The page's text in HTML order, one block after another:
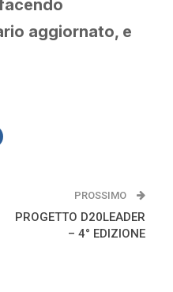
aggiornato, e
PROSSIMO
PROGETTO D20LEADER
– 4° EDIZIONE